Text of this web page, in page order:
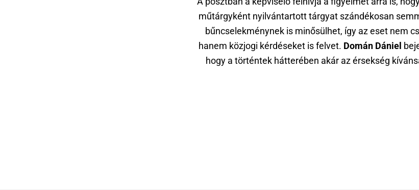
műtárgyként nyilvántartott tárgyat szándékosan
bűncselekménynek is minősülhet, így az eset nem
hanem közjogi kérdéseket is felvet. Domán Dániel
hogy a történtek hátterében akár az érsekség